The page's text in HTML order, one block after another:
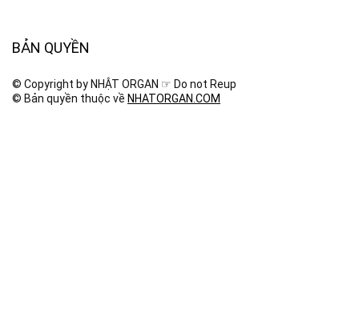
BẢN QUYỀN
© Copyright by NHẬT ORGAN ☞ Do not Reup
© Bản quyền thuộc về NHATORGAN.COM